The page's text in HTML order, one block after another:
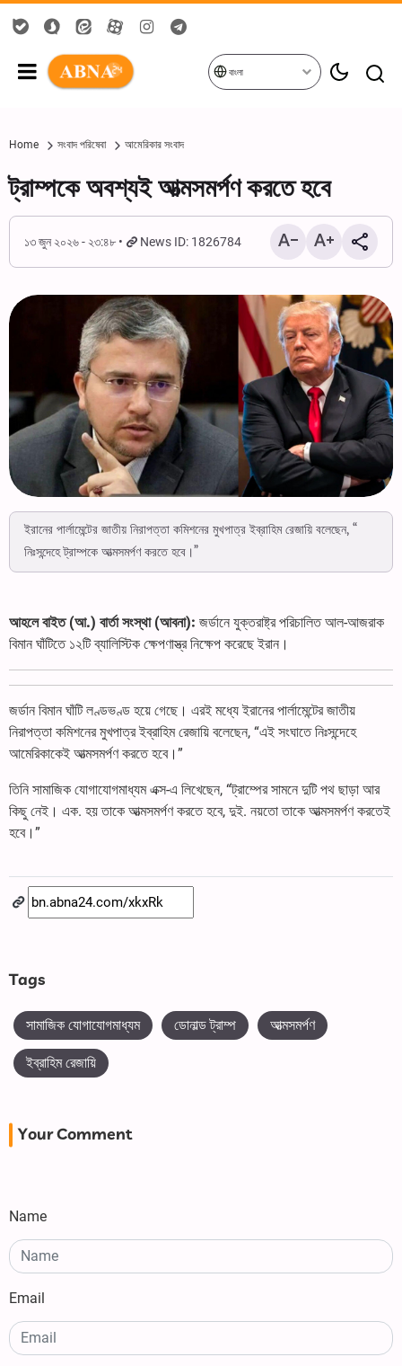
বাংলা
Home সংবাদ পরিষেবা আমেরিকার সংবাদ
ট্রাম্পকে অবশ্যই আত্মসমর্পণ করতে হবে
১৩ জুন ২০২৬ - ২৩:৪৮ News ID: 1826784
ইরানের পার্লামেন্টের জাতীয় নিরাপত্তা কমিশনের মুখপাত্র ইব্রাহিম রেজায়ি বলেছেন, “
নিঃসন্দেহে ট্রাম্পকে আত্মসমর্পণ করতে হবে।”
আহলে বাইত (আ.) বার্তা সংস্থা (আবনা): জর্ডানে যুক্তরাষ্ট্র পরিচালিত আল-আজরাক
বিমান ঘাঁটিতে ১২টি ব্যালিস্টিক ক্ষেপণাস্ত্র নিক্ষেপ করেছে ইরান।
জর্ডান বিমান ঘাঁটি লণ্ডভণ্ড হয়ে গেছে। এরই মধ্যে ইরানের পার্লামেন্টের জাতীয়
নিরাপত্তা কমিশনের মুখপাত্র ইব্রাহিম রেজায়ি বলেছেন, “এই সংঘাতে নিঃসন্দেহে
আমেরিকাকেই আত্মসমর্পণ করতে হবে।”
তিনি সামাজিক যোগাযোগমাধ্যম এক্স-এ লিখেছেন, “ট্রাম্পের সামনে দুটি পথ ছাড়া আর
কিছু নেই। এক. হয় তাকে আত্মসমর্পণ করতে হবে, দুই. নয়তো তাকে আত্মসমর্পণ করতেই
হবে।”
Tags
সামাজিক যোগাযোগমাধ্যম ডোনাল্ড ট্রাম্প আত্মসমর্পণ
ইব্রাহিম রেজায়ি
Your Comment
Name
Email